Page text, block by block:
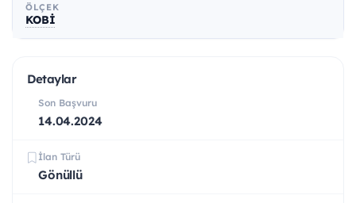
ÖLÇEK
KOBİ
Detaylar
Son Başvuru
14.04.2024
İlan Türü
Gönüllü